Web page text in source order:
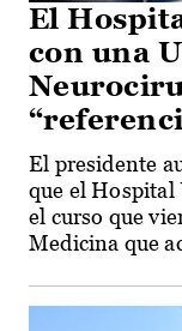
El
con una
El presidente
que el Hospital
el curso que
Medicina que